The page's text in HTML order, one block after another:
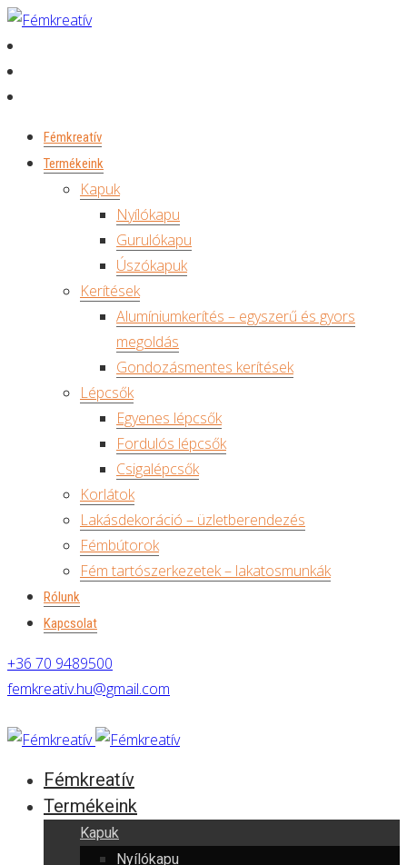
Fémkreatív
Termékeink
Kapuk
Nyílókapu
Gurulókapu
Úszókapuk
Kerítések
Alumíniumkerítés – egyszerű és gyors
megoldás
Gondozásmentes kerítések
Lépcsők
Egyenes lépcsők
Fordulós lépcsők
Csigalépcsők
Korlátok
Lakásdekoráció – üzletberendezés
Fémbútorok
Fém tartószerkezetek – lakatosmunkák
Rólunk
Kapcsolat
+36 70 9489500
femkreativ.hu@gmail.com
Fémkreatív
Termékeink
Kapuk
Nyílókapu